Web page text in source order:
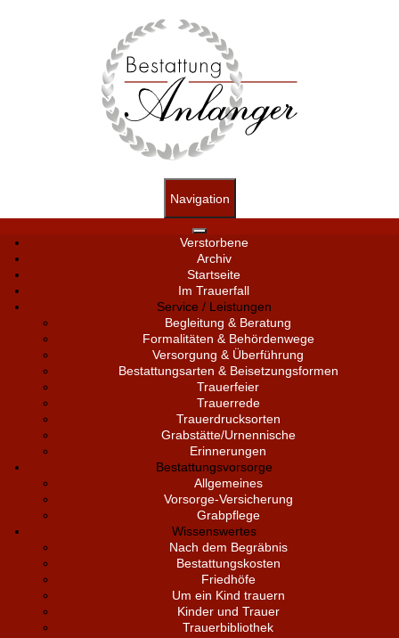
Navigation
Verstorbene
Archiv
Startseite
Im Trauerfall
Service / Leistungen
Begleitung & Beratung
Formalitäten & Behördenwege
Versorgung & Überführung
Bestattungsarten & Beisetzungsformen
Trauerfeier
Trauerrede
Trauerdrucksorten
Grabstätte/Urnennische
Erinnerungen
Bestattungsvorsorge
Allgemeines
Vorsorge-Versicherung
Grabpflege
Wissenswertes
Nach dem Begräbnis
Bestattungskosten
Friedhöfe
Um ein Kind trauern
Kinder und Trauer
Trauerbibliothek